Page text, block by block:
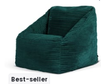
41,83
Best-seller